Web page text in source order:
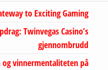
to Exciting Gaming
Twinvegas Casino’s
gjennombrudd
og vinnermentaliteten på